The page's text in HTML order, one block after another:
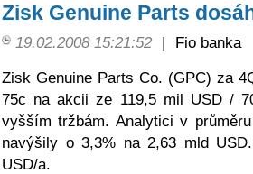
Zisk Genuine Parts
19.02.2008 15:21:52 |
Fio banka
Zisk Genuine Parts Co. (GPC) za
75c na akcii ze 119,5 mil USD /
vyšším tržbám. Analytici v
navýšily o 3,3% na 2,63 mld
USD/a.